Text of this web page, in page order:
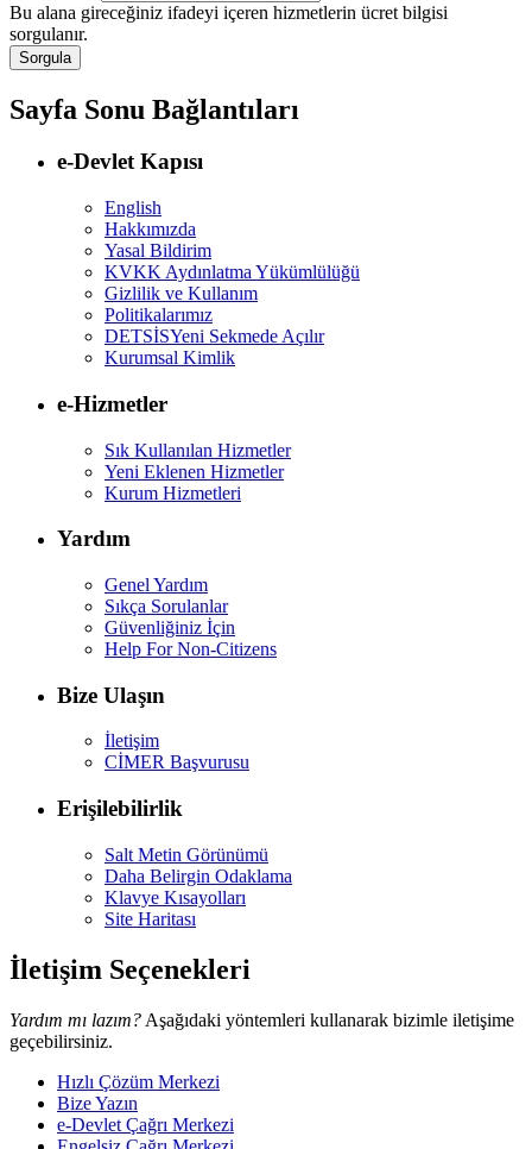
Bu alana gireceğiniz ifadeyi içeren hizmetlerin ücret bilgisi
sorgulanır.
Sayfa Sonu Bağlantıları
e-Devlet Kapısı
English
Hakkımızda
Yasal Bildirim
KVKK Aydınlatma Yükümlülüğü
Gizlilik ve Kullanım
Politikalarımız
DETSİSYeni Sekmede Açılır
Kurumsal Kimlik
e-Hizmetler
Sık Kullanılan Hizmetler
Yeni Eklenen Hizmetler
Kurum Hizmetleri
Yardım
Genel Yardım
Sıkça Sorulanlar
Güvenliğiniz İçin
Help For Non-Citizens
Bize Ulaşın
İletişim
CİMER Başvurusu
Erişilebilirlik
Salt Metin Görünümü
Daha Belirgin Odaklama
Klavye Kısayolları
Site Haritası
İletişim Seçenekleri
Yardım mı lazım? Aşağıdaki yöntemleri kullanarak bizimle iletişime
geçebilirsiniz.
Hızlı Çözüm Merkezi
Bize Yazın
e-Devlet Çağrı Merkezi